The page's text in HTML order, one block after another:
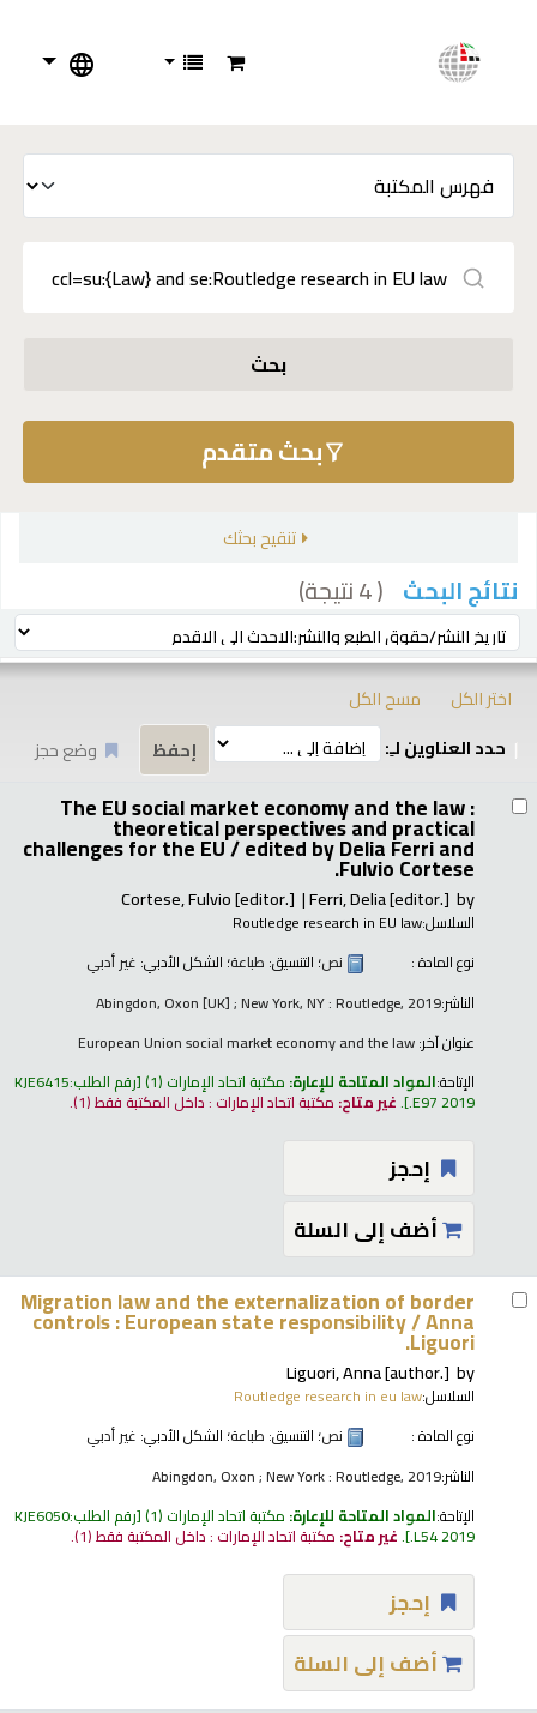
بحث
بحث متقدم
تنقيح بحثك
نتائج البحث ( 4 نتيجة)
ترتيب بواسطة:
اختر الكل
مسح الكل
حدد العناوين لـِ:
وضع حجز
The EU social market economy and the law :
theoretical perspectives and practical
challenges for the EU /edited by Delia Ferri and
Fulvio Cortese.
by
Ferri, Delia[editor.]
Cortese, Fulvio[editor.]
السلاسل:Routledge research in EU law
نوع المادة :
نص؛ التنسيق: طباعة؛ الشكل الأدبي: غير أدبي
الناشر:Abingdon, Oxon [UK] ; New York, NY : Routledge, 2019
عنوان آخر:European Union social market economy and the law
الإتاحة:المواد المتاحة للإعارة: مكتبة اتحاد الإمارات (1) رقم الطلب:KJE6415
.E97 2019
.غير متاح: مكتبة اتحاد الإمارات : داخل المكتبة فقط(1).
إحجز
أضف إلى السلة
Migration law and the externalization of border
controls : European state responsibility /Anna
Liguori.
by
Liguori, Anna[author.]
السلاسل:Routledge research in eu law
نوع المادة :
نص؛ التنسيق: طباعة؛ الشكل الأدبي: غير أدبي
الناشر:Abingdon, Oxon ; New York : Routledge, 2019
الإتاحة:المواد المتاحة للإعارة: مكتبة اتحاد الإمارات (1) رقم الطلب:KJE6050
.L54 2019
.غير متاح: مكتبة اتحاد الإمارات : داخل المكتبة فقط(1).
إحجز
أضف إلى السلة